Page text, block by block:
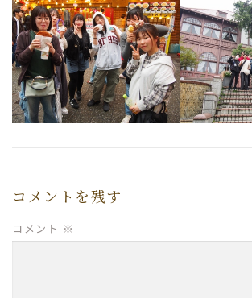
コメントを残す
コメント ※